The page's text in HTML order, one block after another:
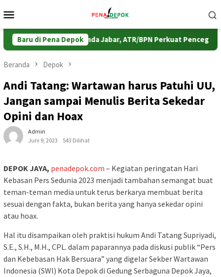
ke
Mobile
Baru di Pena Depok
KPK dan Pemda Jabar, ATR/BPN Perkuat Pencegahan
Beranda Depok
Andi Tatang: Wartawan harus Patuhi UU,
Jangan sampai Menulis Berita Sekedar
Opini dan Hoax
Admin
Juni 9, 2023
543 Dilihat
DEPOK JAYA, penadepok.com – Kegiatan peringatan Hari
Kebasan Pers Sedunia 2023 menjadi tambahan semangat buat
teman-teman media untuk terus berkarya membuat berita
sesuai dengan fakta, bukan berita yang hanya sekedar opini
atau hoax.
Hal itu disampaikan oleh praktisi hukum Andi Tatang Supriyadi,
S.E., S.H., M.H., CPL. dalam paparannya pada diskusi publik “Pers
dan Kebebasan Hak Bersuara” yang digelar Sekber Wartawan
Indonesia (SWI) Kota Depok di Gedung Serbaguna Depok Jaya,